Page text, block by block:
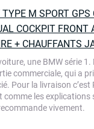
M SPORT GPS
COCKPIT FRONT
+ CHAUFFANTS
une BMW série
commerciale, qui a
Pour la livraison c’est
les explications
vivement.